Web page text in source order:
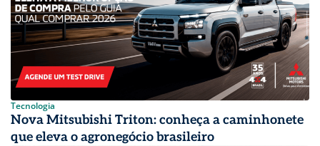
Tecnologia
Nova Mitsubishi Triton: conheça a caminhonete
que eleva o agronegócio brasileiro